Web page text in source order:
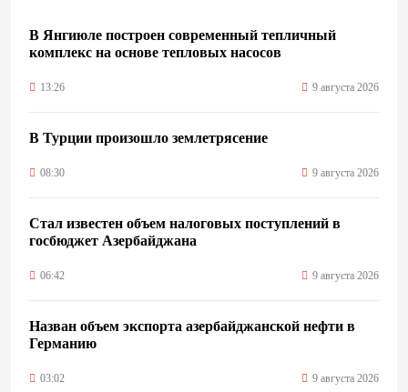
В Янгиюле построен современный тепличный
комплекс на основе тепловых насосов
13:26 9 августа 2026
В Турции произошло землетрясение
08:30 9 августа 2026
Стал известен объем налоговых поступлений в
госбюджет Азербайджана
06:42 9 августа 2026
Назван объем экспорта азербайджанской нефти в
Германию
03:02 9 августа 2026